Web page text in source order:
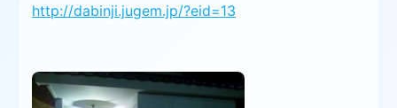
http://dabinji.jugem.jp/?eid=13